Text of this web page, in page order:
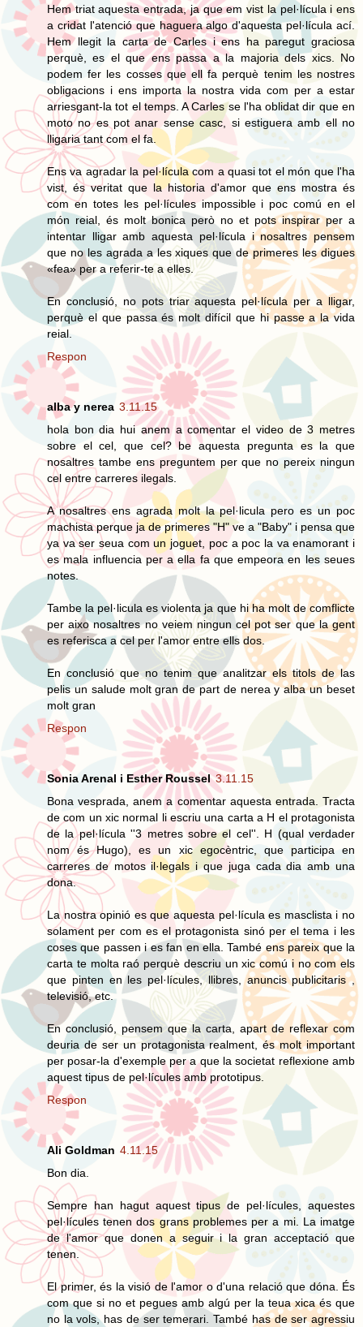
Hem triat aquesta entrada, ja que em vist la pel·lícula i ens
a cridat l'atenció que haguera algo d'aquesta pel·lícula ací.
Hem llegit la carta de Carles i ens ha paregut graciosa
perquè, es el que ens passa a la majoria dels xics. No
podem fer les cosses que ell fa perquè tenim les nostres
obligacions i ens importa la nostra vida com per a estar
arriesgant-la tot el temps. A Carles se l'ha oblidat dir que en
moto no es pot anar sense casc, si estiguera amb ell no
lligaria tant com el fa.
Ens va agradar la pel·lícula com a quasi tot el món que l'ha
vist, és veritat que la historia d'amor que ens mostra és
com en totes les pel·lícules impossible i poc comú en el
món reial, és molt bonica però no et pots inspirar per a
intentar lligar amb aquesta pel·lícula i nosaltres pensem
que no les agrada a les xiques que de primeres les digues
«fea» per a referir-te a elles.
En conclusió, no pots triar aquesta pel·lícula per a lligar,
perquè el que passa és molt difícil que hi passe a la vida
reial.
Respon
alba y nerea 3.11.15
hola bon dia hui anem a comentar el video de 3 metres
sobre el cel, que cel? be aquesta pregunta es la que
nosaltres tambe ens preguntem per que no pereix ningun
cel entre carreres ilegals.
A nosaltres ens agrada molt la pel·licula pero es un poc
machista perque ja de primeres "H" ve a "Baby" i pensa que
ya va ser seua com un joguet, poc a poc la va enamorant i
es mala influencia per a ella fa que empeora en les seues
notes.
Tambe la pel·licula es violenta ja que hi ha molt de comflicte
per aixo nosaltres no veiem ningun cel pot ser que la gent
es referisca a cel per l'amor entre ells dos.
En conclusió que no tenim que analitzar els titols de las
pelis un salude molt gran de part de nerea y alba un beset
molt gran
Respon
Sonia Arenal i Esther Roussel 3.11.15
Bona vesprada, anem a comentar aquesta entrada. Tracta
de com un xic normal li escriu una carta a H el protagonista
de la pel·lícula ''3 metres sobre el cel''. H (qual verdader
nom és Hugo), es un xic egocèntric, que participa en
carreres de motos il·legals i que juga cada dia amb una
dona.
La nostra opinió es que aquesta pel·lícula es masclista i no
solament per com es el protagonista sinó per el tema i les
coses que passen i es fan en ella. També ens pareix que la
carta te molta raó perquè descriu un xic comú i no com els
que pinten en les pel·lícules, llibres, anuncis publicitaris ,
televisió, etc.
En conclusió, pensem que la carta, apart de reflexar com
deuria de ser un protagonista realment, és molt important
per posar-la d'exemple per a que la societat reflexione amb
aquest tipus de pel·lícules amb prototipus.
Respon
Ali Goldman 4.11.15
Bon dia.
Sempre han hagut aquest tipus de pel·lícules, aquestes
pel·lícules tenen dos grans problemes per a mi. La imatge
de l'amor que donen a seguir i la gran acceptació que
tenen.
El primer, és la visió de l'amor o d'una relació que dóna. És
com que si no et pegues amb algú per la teua xica és que
no la vols, has de ser temerari. També has de ser agressiu